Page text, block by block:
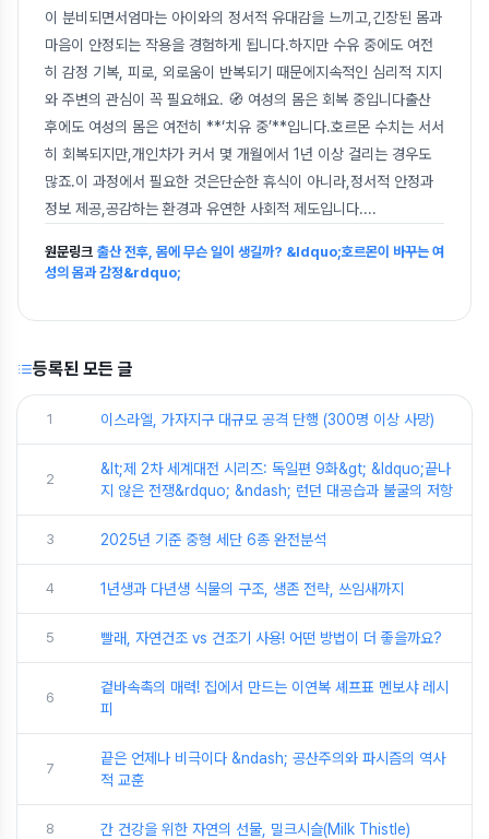
이 분비되면서엄마는 아이와의 정서적 유대감을 느끼고,긴장된 몸과
마음이 안정되는 작용을 경험하게 됩니다.하지만 수유 중에도 여전
히 감정 기복, 피로, 외로움이 반복되기 때문에지속적인 심리적 지지
와 주변의 관심이 꼭 필요해요. 🧭 여성의 몸은 회복 중입니다출산
후에도 여성의 몸은 여전히 **‘치유 중’**입니다.호르몬 수치는 서서
히 회복되지만,개인차가 커서 몇 개월에서 1년 이상 걸리는 경우도
많죠.이 과정에서 필요한 것은단순한 휴식이 아니라,정서적 안정과
정보 제공,공감하는 환경과 유연한 사회적 제도입니다....
원문링크 출산 전후, 몸에 무슨 일이 생길까? &ldquo;호르몬이 바꾸는 여
성의 몸과 감정&rdquo;
등록된 모든 글
1 이스라엘, 가자지구 대규모 공격 단행 (300명 이상 사망)
2
&lt;제 2차 세계대전 시리즈: 독일편 9화&gt; &ldquo;끝나
지 않은 전쟁&rdquo; &ndash; 런던 대공습과 불굴의 저항
3 2025년 기준 중형 세단 6종 완전분석
4 1년생과 다년생 식물의 구조, 생존 전략, 쓰임새까지
5 빨래, 자연건조 vs 건조기 사용! 어떤 방법이 더 좋을까요?
6
겉바속촉의 매력! 집에서 만드는 이연복 셰프표 멘보샤 레시
피
7
끝은 언제나 비극이다 &ndash; 공산주의와 파시즘의 역사
적 교훈
8 간 건강을 위한 자연의 선물, 밀크시슬(Milk Thistle)